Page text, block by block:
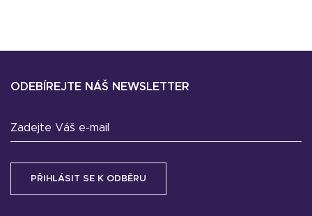
ODEBÍREJTE NÁŠ NEWSLETTER
Zadejte Váš e-mail